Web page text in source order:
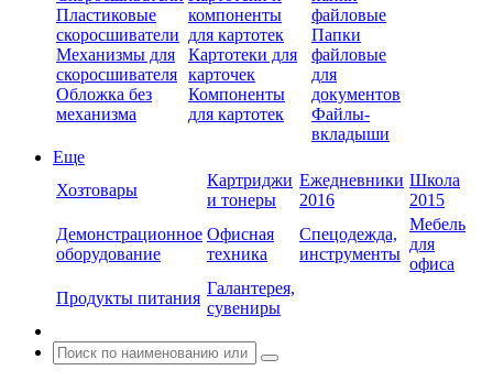
Пластиковые
скоросшиватели
Механизмы для
скоросшивателя
Обложка без
механизма
компоненты
для картотек
Картотеки для
карточек
Компоненты
для картотек
файловые
Папки
файловые
для
документов
Файлы-
вкладыши
Еще
Хозтовары
Картриджи
и тонеры
Ежедневники
2016
Школа
2015
Демонстрационное
оборудование
Офисная
техника
Спецодежда,
инструменты
Мебель
для
офиса
Продукты питания
Галантерея,
сувениры